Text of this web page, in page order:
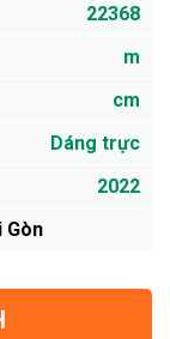
22368
m
cm
Dáng trực
2022
Gòn